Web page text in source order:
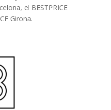
el BESTPRICE
Girona.